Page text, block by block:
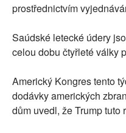
prostřednictvím
Saúdské letecké údery
celou dobu čtyřleté války
Americký Kongres tento
dodávky amerických
dům uvedl, že Trump tuto